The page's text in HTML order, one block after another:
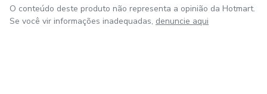
O conteúdo deste produto não representa a opinião da Hotmart.
Se você vir informações inadequadas, denuncie aqui